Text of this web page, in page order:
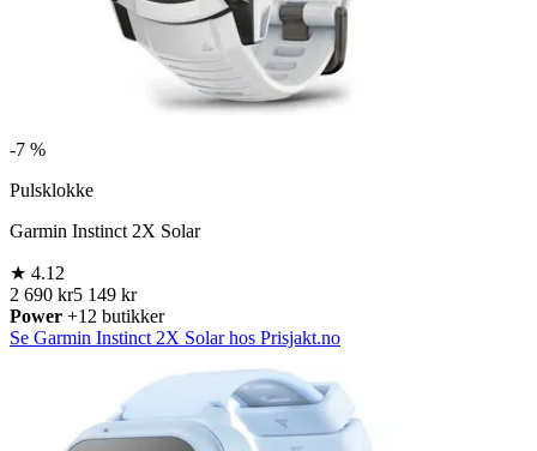
-7 %
Pulsklokke
Garmin Instinct 2X Solar
★ 4.12
2 690 kr5 149 kr
Power +12 butikker
Se Garmin Instinct 2X Solar hos Prisjakt.no